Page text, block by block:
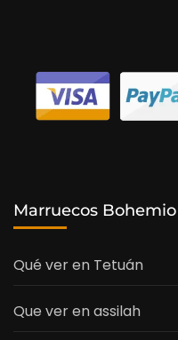
Marruecos Bohemio
Qué ver en Tetuán
Que ver en assilah